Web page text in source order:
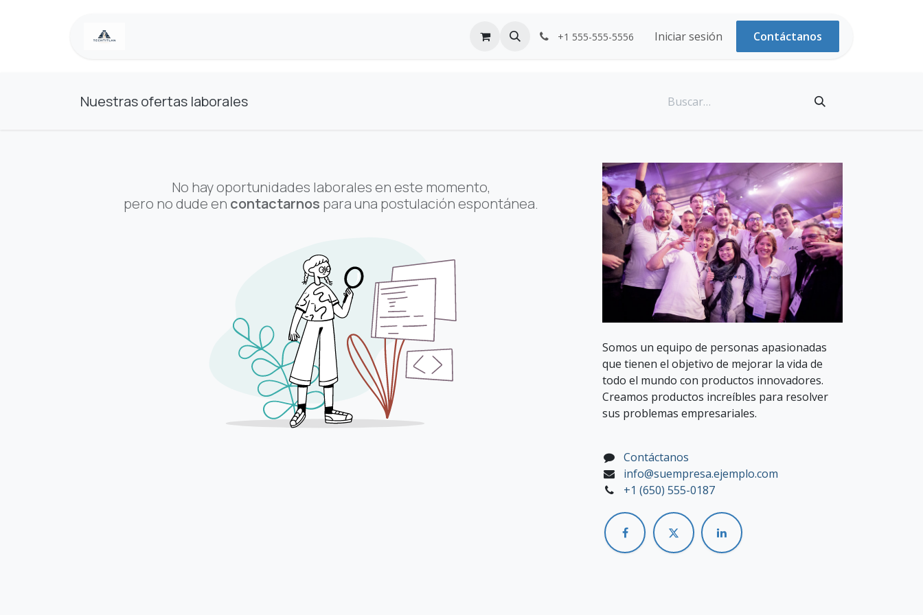
+1 555-555-5556 Iniciar sesión Contáctanos
Nuestras ofertas laborales
No hay oportunidades laborales en este momento,
pero no dude en contactarnos para una postulación espontánea.
Somos un equipo de personas apasionadas
que tienen el objetivo de mejorar la vida de
todo el mundo con productos innovadores.
Creamos productos increíbles para resolver
sus problemas empresariales.
Contáctanos
info@suempresa.ejemplo.com
+1 (650) 555-0187